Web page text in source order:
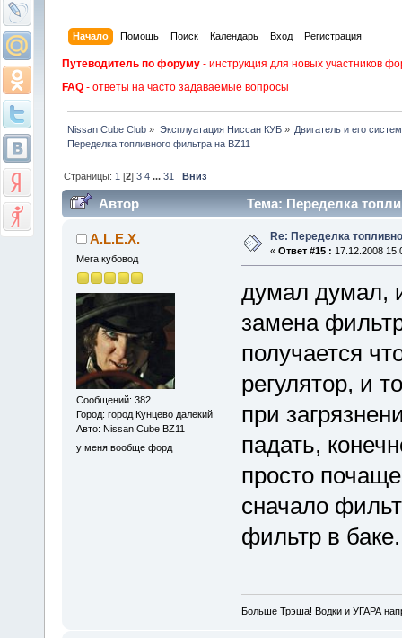
Начало Помощь Поиск Календарь Вход Регистрация
Путеводитель по форуму - инструкция для новых участников
FAQ - ответы на часто задаваемые вопросы
Nissan Cube Club » Эксплуатация Ниссан КУБ» Двигатель и его
Переделка топливного фильтра на BZ11
Страницы: 1 [2]3 4 ...31 Вниз
Автор Тема: Переделка
A.L.E.X.
Мега кубовод
Сообщений: 382
Город: город Кунцево далекий
Авто: Nissan Cube BZ11
у меня вообще форд
Re: Переделка
« Ответ #15 : 17.12.2008
думал думал,
замена
получается
регулятор, и
при
падать,
просто
сначало
фильтр в баке.
Больше Трэша! Водки и УГАРА